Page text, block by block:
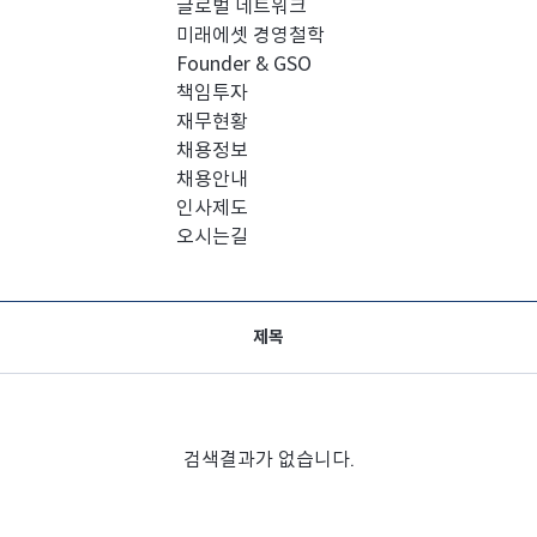
글로벌 네트워크
미래에셋 경영철학
Founder & GSO
책임투자
재무현황
채용정보
채용안내
인사제도
오시는길
제목
검색결과가 없습니다.